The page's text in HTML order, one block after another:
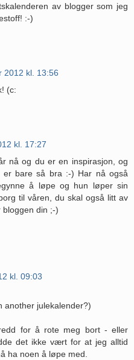
av blogger som jeg
:-)
2012 kl. 13:56
(c:
kl. 17:27
nå og du er en inspirasjon, og
er bare så bra :-) Har nå også
å løpe og hun løper sin
til våren, du skal også litt av
din ;-)
kl. 09:03
another julekalender?)
for å rote meg bort - eller
det ikke vært for at jeg alltid
ha noen å løpe med.